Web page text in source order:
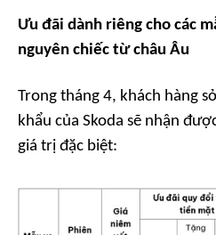
Ưu đãi dành riêng cho các
nguyên chiếc từ châu Âu
Trong tháng 4, khách hàng
khẩu của Skoda sẽ nhận
giá trị đặc biệt: